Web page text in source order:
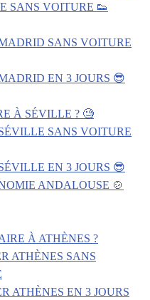
SANS VOITURE 👟
SANS VOITURE
EN 3 JOURS 😎
À SÉVILLE ? 🧐
SANS VOITURE
EN 3 JOURS 😎
ANDALOUSE 🍲
À ATHÈNES ?
ATHÈNES SANS
ATHÈNES EN 3 JOURS